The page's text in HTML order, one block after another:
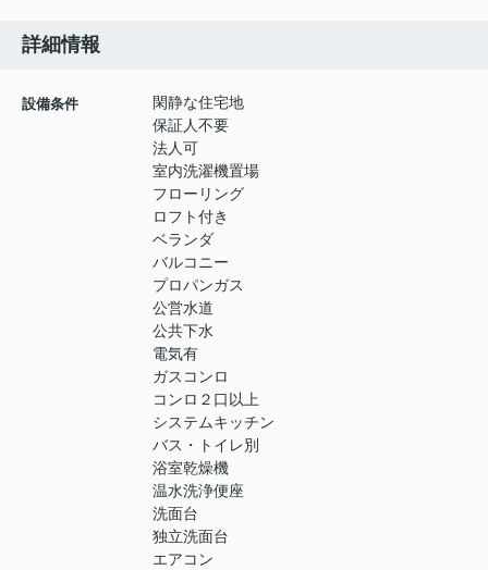
詳細情報
設備条件
閑静な住宅地
保証人不要
法人可
室内洗濯機置場
フローリング
ロフト付き
ベランダ
バルコニー
プロパンガス
公営水道
公共下水
電気有
ガスコンロ
コンロ２口以上
システムキッチン
バス・トイレ別
浴室乾燥機
温水洗浄便座
洗面台
独立洗面台
エアコン